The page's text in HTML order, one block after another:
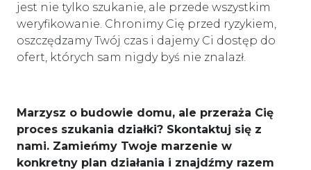
jest nie tylko szukanie, ale przede wszystkim
weryfikowanie. Chronimy Cię przed ryzykiem,
oszczędzamy Twój czas i dajemy Ci dostęp do
ofert, których sam nigdy byś nie znalazł.
Marzysz o budowie domu, ale przeraża Cię
proces szukania działki? Skontaktuj się z
nami. Zamieńmy Twoje marzenie w
konkretny plan działania i znajdźmy razem